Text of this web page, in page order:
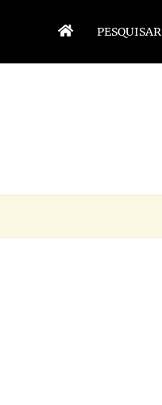
PESQUISAR